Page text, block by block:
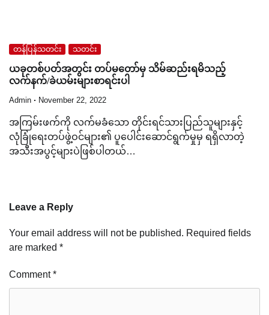
တန်ပြန်သတင်း သတင်း
ယခုတစ်ပတ်အတွင်း တပ်မတော်မှ သိမ်ဆည်းရမိသည့်
လက်နက်/ခဲယမ်းများစာရင်းပါ
Admin November 22, 2022
အကြမ်းဖက်ကို လက်မခံသော တိုင်းရင်သားပြည်သူများနှင့်
လုံခြုံရေးတပ်ဖွဲ့ဝင်များ၏ ပူပေါင်းဆောင်ရွက်မှုမှ ရရှိလာတဲ့
အသီးအပွင့်များပဲဖြစ်ပါတယ်…
Leave a Reply
Your email address will not be published. Required fields
are marked *
Comment*